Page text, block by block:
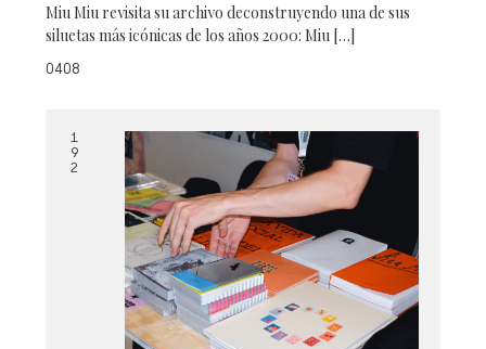
Miu Miu revisita su archivo deconstruyendo una de sus
siluetas más icónicas de los años 2000: Miu […]
0408
1
9
2